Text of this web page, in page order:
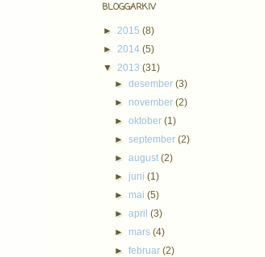
BLOGGARKIV
► 2015 (8)
► 2014 (5)
▼ 2013 (31)
►desember(3)
► november(2)
►oktober(1)
►september(2)
►august(2)
► juni(1)
► mai(5)
►april(3)
► mars(4)
►februar(2)